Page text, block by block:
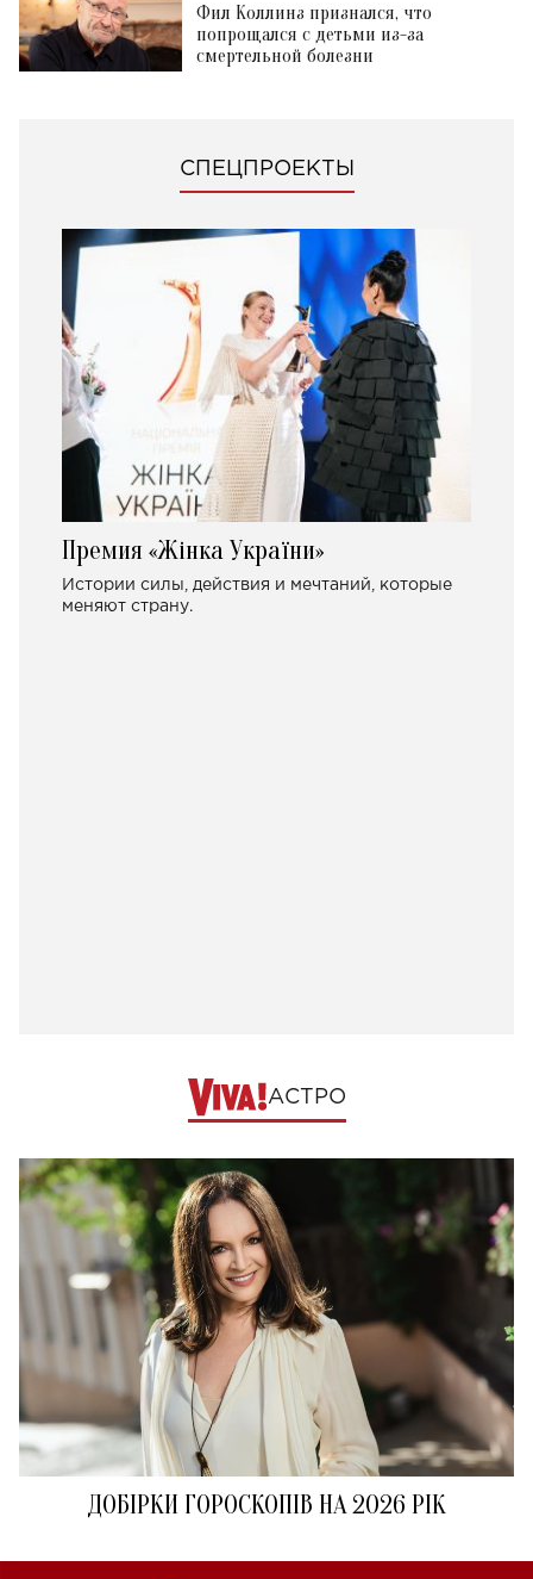
Фил Коллинз признался, что
попрощался с детьми из-за
смертельной болезни
СПЕЦПРОЕКТЫ
Премия «Жінка України»
Истории силы, действия и мечтаний, которые
меняют страну.
АСТРО
ДОБІРКИ ГОРОСКОПІВ НА 2026 РІК